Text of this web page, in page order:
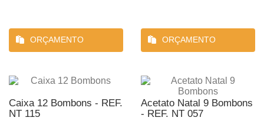
ORÇAMENTO ORÇAMENTO
Caixa 12 Bombons - REF.
NT 115
Acetato Natal 9 Bombons
- REF. NT 057